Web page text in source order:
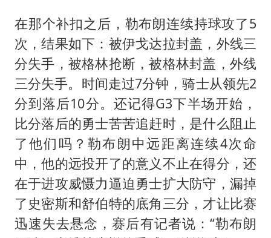
在那个补扣之后，勒布朗连续持球攻了5
次，结果如下：被伊戈达拉封盖，外线三
分失手，被格林抢断，被格林封盖，外线
三分失手。时间走过7分钟，骑士从领先2
分到落后10分。还记得G3下半场开始，
比分落后的勇士苦苦追赶时，是什么阻止
了他们吗？勒布朗中远距离连续4次命
中，他的远投开了的意义不止在得分，还
在于进攻威慑力逼迫勇士扩大防守，漏掉
了史密斯和舒伯特的底角三分，才让比赛
迅速失去悬念，赛后有记者说：“勒布朗